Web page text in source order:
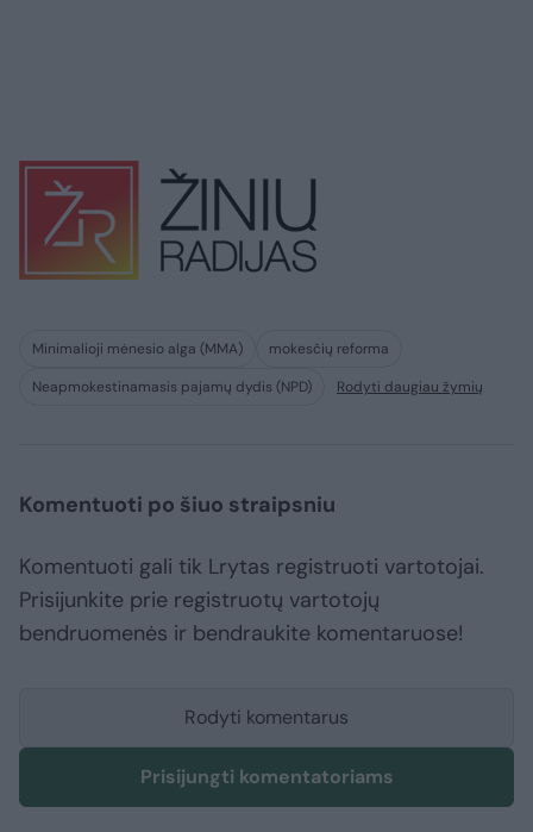
Minimalioji mėnesio alga (MMA)
mokesčių reforma
Neapmokestinamasis pajamų dydis (NPD)
Rodyti daugiau žymių
Komentuoti po šiuo straipsniu
Komentuoti gali tik Lrytas registruoti vartotojai.
Prisijunkite prie registruotų vartotojų
bendruomenės ir bendraukite komentaruose!
Rodyti komentarus
Prisijungti komentatoriams